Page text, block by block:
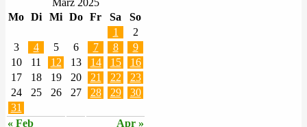
Mo Di Mi Do Fr Sa So
« Feb Apr »
1
2
3
4 5 6 7 8
9
10
11 12 13 14 15
16
17
18 19 20 21 22
23
24
25 26 27 28 29
30
31